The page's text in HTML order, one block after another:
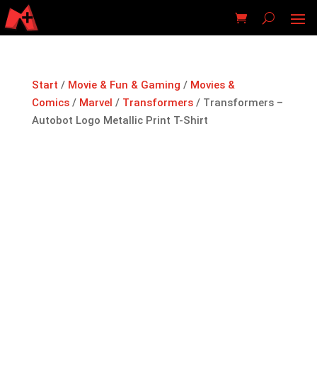
Start / Movie & Fun & Gaming / Movies &
Comics/ Marvel / Transformers/ Transformers –
Autobot Logo Metallic Print T-Shirt